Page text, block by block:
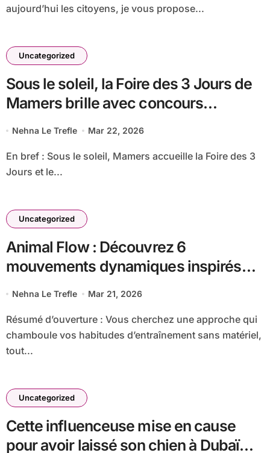
aujourd’hui les citoyens, je vous propose...
Uncategorized
Sous le soleil, la Foire des 3 Jours de
Mamers brille avec concours
d’animaux et le printemps des rillettes
Nehna Le Trefle Mar 22, 2026
En bref : Sous le soleil, Mamers accueille la Foire des 3
Jours et le...
Uncategorized
Animal Flow : Découvrez 6
mouvements dynamiques inspirés
par le règne animal
Nehna Le Trefle Mar 21, 2026
Résumé d’ouverture : Vous cherchez une approche qui
chamboule vos habitudes d’entraînement sans matériel,
tout...
Uncategorized
Cette influenceuse mise en cause
pour avoir laissé son chien à Dubaï